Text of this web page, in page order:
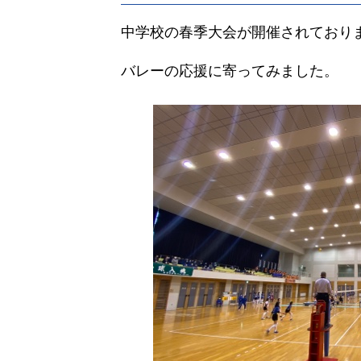
中学校の春季大会が開催されており
バレーの応援に寄ってみました。